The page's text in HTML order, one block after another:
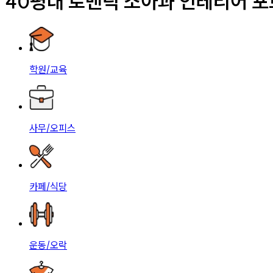
학원/교육
사무/오피스
카페/식당
운동/오락